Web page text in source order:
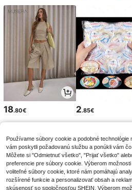
18.80€ 2.85€
Používame súbory cookie a podobné
vám poskytli požadovanú službu a ponúkli vám
Môžete si "Odmietnuť všetko", "Prijať všetko"
preferencie pre súbory cookie. Výberom
voliteľné súbory cookie, ktoré nám pomáhajú
rozšírené funkcie a personalizovať obsah a
skúsenosť so spoločnosťou SHEIN. Výberom